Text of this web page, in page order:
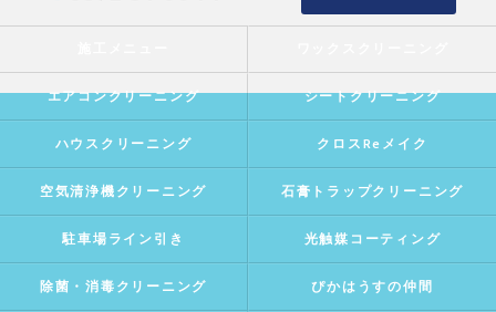
エアコンクリーニング シートクリーニング
ハウスクリーニング クロスReメイク
空気清浄機クリーニング 石膏トラップクリーニング
駐車場ライン引き 光触媒コーティング
除菌・消毒クリーニング ぴかはうすの仲間